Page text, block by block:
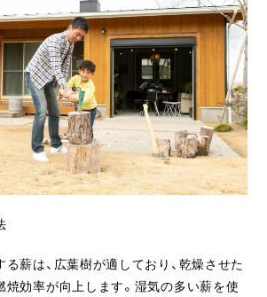
薪は、広葉樹が適しており、乾燥させた
焼効率が向上します。湿気の多い薪を使